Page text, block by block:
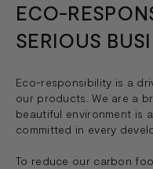
ECO-
SERIOUS
Eco-responsibility is a
our products. We are a
beautiful environment is
committed in every
To reduce our carbon